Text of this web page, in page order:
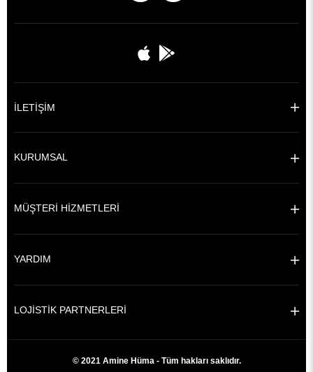
İLETİŞİM
KURUMSAL
MÜŞTERİ HİZMETLERİ
YARDIM
LOJİSTİK PARTNERLERİ
© 2021 Amine Hüma - Tüm hakları saklıdır.